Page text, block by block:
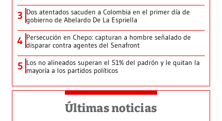
3 Dos atentados sacuden a Colombia en el primer día de
gobierno de Abelardo De La Espriella
4 Persecución en Chepo: capturan a hombre señalado de
disparar contra agentes del Senafront
5 Los no alineados superan el 51% del padrón y le quitan la
mayoría a los partidos políticos
Últimas noticias